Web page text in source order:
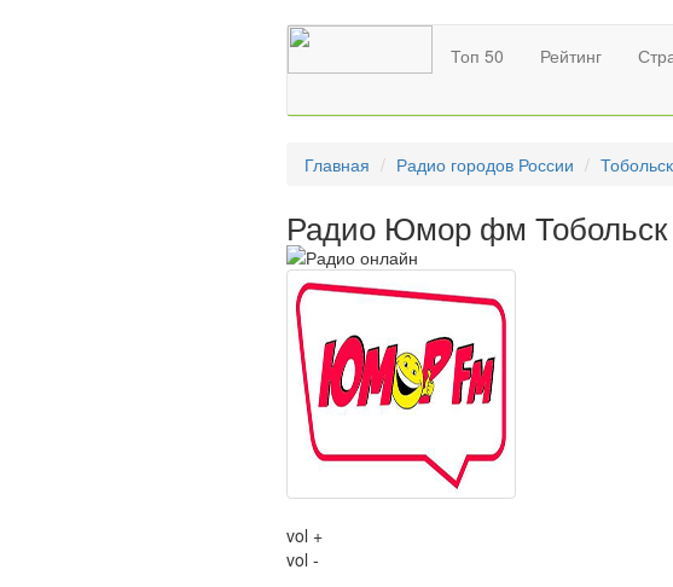
Топ 50 Рейтинг
Главная Радио городов России Тобольск
Радио Юмор фм Тобольск
vol +
vol -